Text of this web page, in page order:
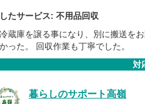
たサービス: 不用品回収
蔵庫を譲る事になり、別に搬送を
った。 回収作業も丁寧でした。
対
暮らしのサポート高嶺